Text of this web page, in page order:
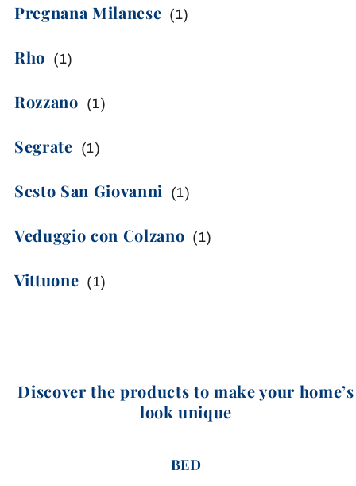
Pregnana Milanese (1)
Rho (1)
Rozzano (1)
Segrate (1)
Sesto San Giovanni (1)
Veduggio con Colzano (1)
Vittuone (1)
Discover the products to make your home’s
look unique
BED